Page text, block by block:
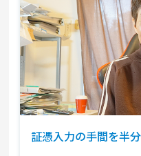
証憑入力の手間を半